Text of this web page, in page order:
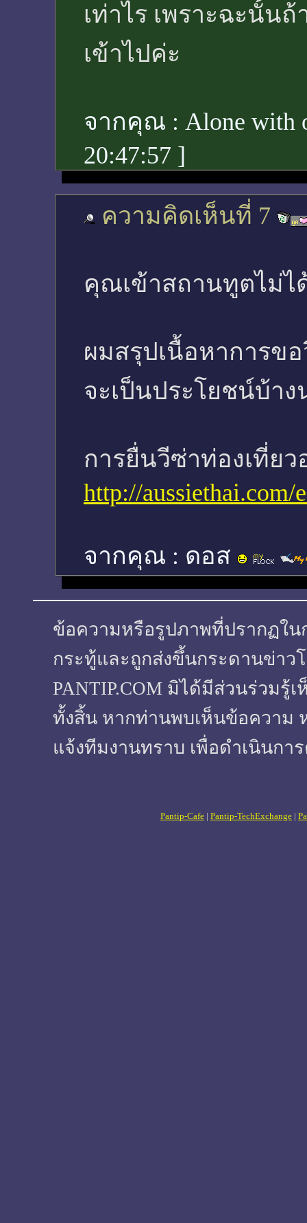
เท่าไร เพราะฉะนั้น
เข้าไปค่ะ
จากคุณ : Alone with
20:47:57 ]
ความคิดเห็นที่ 7
คุณเข้าสถานทูตไม่
ผมสรุปเนื้อหาการขอ
จะเป็นประโยชน์บ้าง
การยื่นวีซ่าท่องเที่ยว
http://aussiethai.com/
จากคุณ : ดอส
ข้อความหรือรูปภาพที่ปรากฏใน
กระทู้และถูกส่งขึ้นกระดานข่า
PANTIP.COM มิได้มีส่วนร่วมรู้
ทั้งสิ้น หากท่านพบเห็นข้อความ
แจ้งทีมงานทราบ เพื่อดำเนินกา
Pantip-Cafe | Pantip-TechExchange |